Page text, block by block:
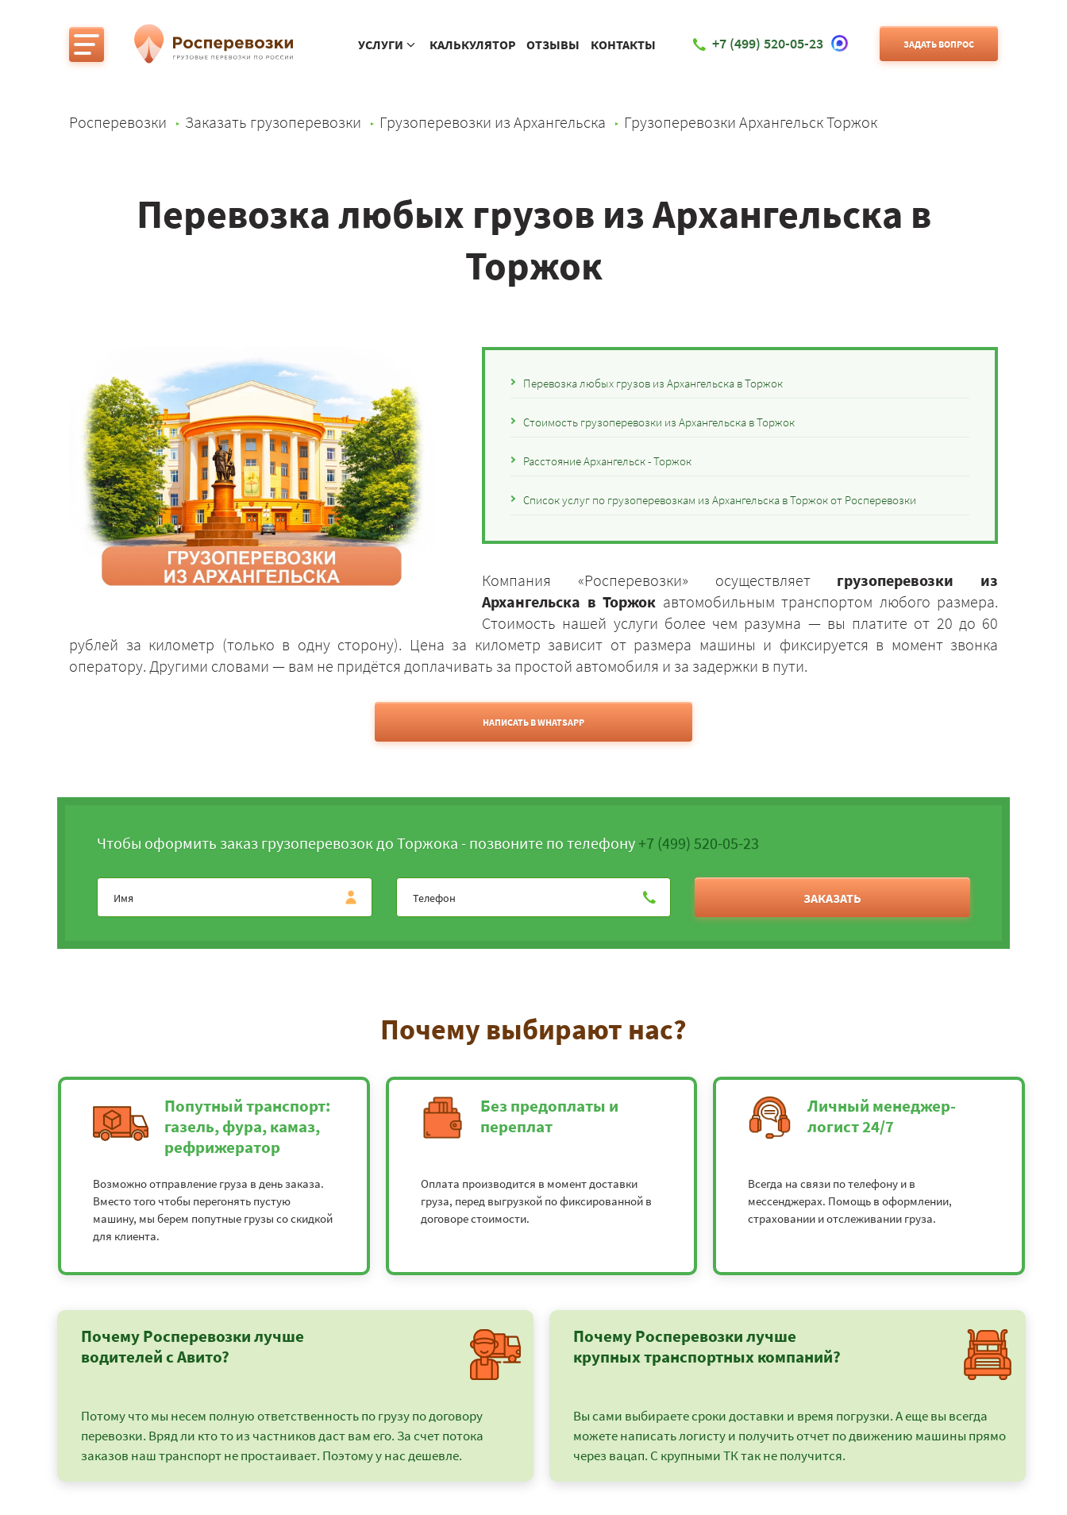
УСЛУГИ КАЛЬКУЛЯТОР ОТЗЫВЫ КОНТАКТЫ +7 (499) 520-05-23 ЗАДАТЬ ВОПРОС
Росперевозки Заказать грузоперевозки Грузоперевозки из Архангельска Грузоперевозки Архангельск Торжок
Перевозка любых грузов из Архангельска в
Торжок
Перевозка любых грузов из Архангельска в Торжок
Стоимость грузоперевозки из Архангельска в Торжок
Расстояние Архангельск - Торжок
Список услуг по грузоперевозкам из Архангельска в Торжок от Росперевозки
Компания «Росперевозки» осуществляет грузоперевозки из
Архангельска в Торжок автомобильным транспортом любого размера.
Стоимость нашей услуги более чем разумна — вы платите от 20 до 60
рублей за километр (только в одну сторону). Цена за километр зависит от размера машины и фиксируется в момент звонка
оператору. Другими словами — вам не придётся доплачивать за простой автомобиля и за задержки в пути.
НАПИСАТЬ В WHATSAPP
Чтобы оформить заказ грузоперевозок до Торжока - позвоните по телефону+7 (499) 520-05-23
ЗАКАЗАТЬ
Почему выбирают нас?
Попутный транспорт:
газель, фура, камаз,
рефрижератор
Возможно отправление груза в день заказа.
Вместо того чтобы перегонять пустую
машину, мы берем попутные грузы со скидкой
для клиента.
Без предоплаты и
переплат
Оплата производится в момент доставки
груза, перед выгрузкой по фиксированной в
договоре стоимости.
Личный менеджер-
логист 24/7
Всегда на связи по телефону и в
мессенджерах. Помощь в оформлении,
страховании и отслеживании груза.
Почему Росперевозки лучше
водителей с Авито?
Потому что мы несем полную ответственность по грузу по договору
перевозки. Вряд ли кто то из частников даст вам его. За счет потока
заказов наш транспорт не простаивает. Поэтому у нас дешевле.
Почему Росперевозки лучше
крупных транспортных компаний?
Вы сами выбираете сроки доставки и время погрузки. А еще вы всегда
можете написать логисту и получить отчет по движению машины прямо
через вацап. С крупными ТК так не получится.